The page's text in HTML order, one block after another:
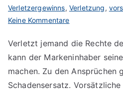
Verletzergewinns, Verletzung,
Keine Kommentarezu
bei
Verletzt jemand die Rechte
kann der Markeninhaber
machen. Zu den Ansprüchen
Schadensersatz.